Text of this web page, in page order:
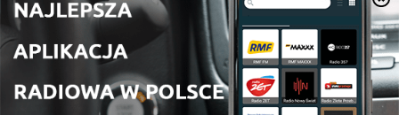
68 - A Wee Blether About...Brightspace (VLE)
A Wee Blether About...Reading and Writing Tools
02 cze 2026